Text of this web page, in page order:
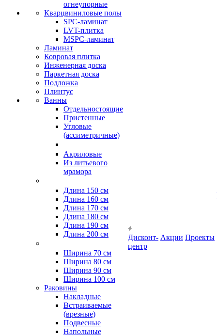
огнеупорные
Кварцвиниловые полы
SPC-ламинат
LVT-плитка
MSPC-ламинат
Ламинат
Ковровая плитка
Инженерная доска
Паркетная доска
Подложка
Плинтус
Ванны
Отдельностоящие
Пристенные
Угловые
(ассиметричные)
Акриловые
Из литьевого
мрамора
Длина 150 см
Длина 160 см
Длина 170 см
Длина 180 см
Длина 190 см
Длина 200 см
Ширина 70 см
Ширина 80 см
Ширина 90 см
Ширина 100 см
Раковины
Накладные
Встраиваемые
(врезные)
Подвесные
Напольные
Дисконт-
центр
Акции Проекты